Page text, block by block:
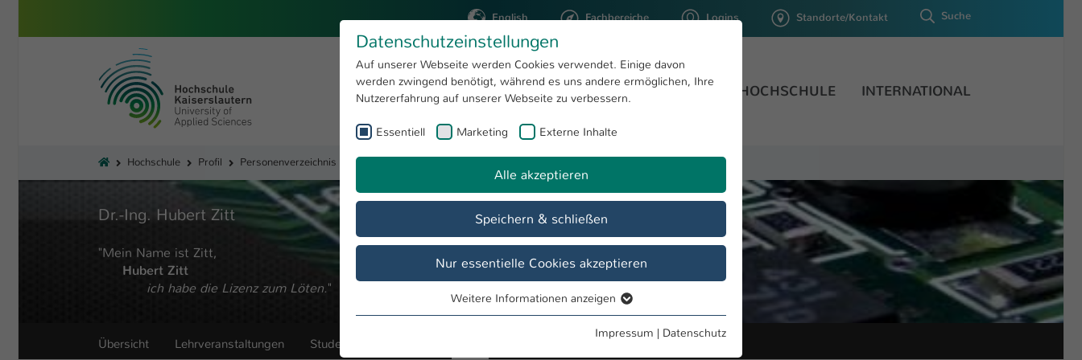
English Fachbereiche Logins Standorte/Kontakt Suche
Hochschule Kaiserslautern
STUDIUM FORSCHUNG HOCHSCHULE INTERNATIONAL
Sie sind hier:
Hochschule Profil Personenverzeichnis Hubert Zitt
Dr.-Ing. Hubert Zitt
"Mein Name ist Zitt,
Hubert Zitt
ich habe die Lizenz zum Löten."
Übersicht Lehrveranstaltungen Studentische Projekte Über mich
Datenschutzeinstellungen
Auf unserer Webseite werden Cookies verwendet. Einige davon
werden zwingend benötigt, während es uns andere ermöglichen, Ihre
Nutzererfahrung auf unserer Webseite zu verbessern.
Essentiell Marketing Externe Inhalte
Alle akzeptieren
Speichern & schließen
Nur essentielle Cookies akzeptieren
Essentielle Cookies werden für grundlegende Funktionen der
Weitere Informationen anzeigen
Impressum | Datenschutz